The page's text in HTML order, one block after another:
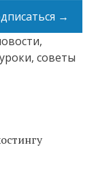
→
советы